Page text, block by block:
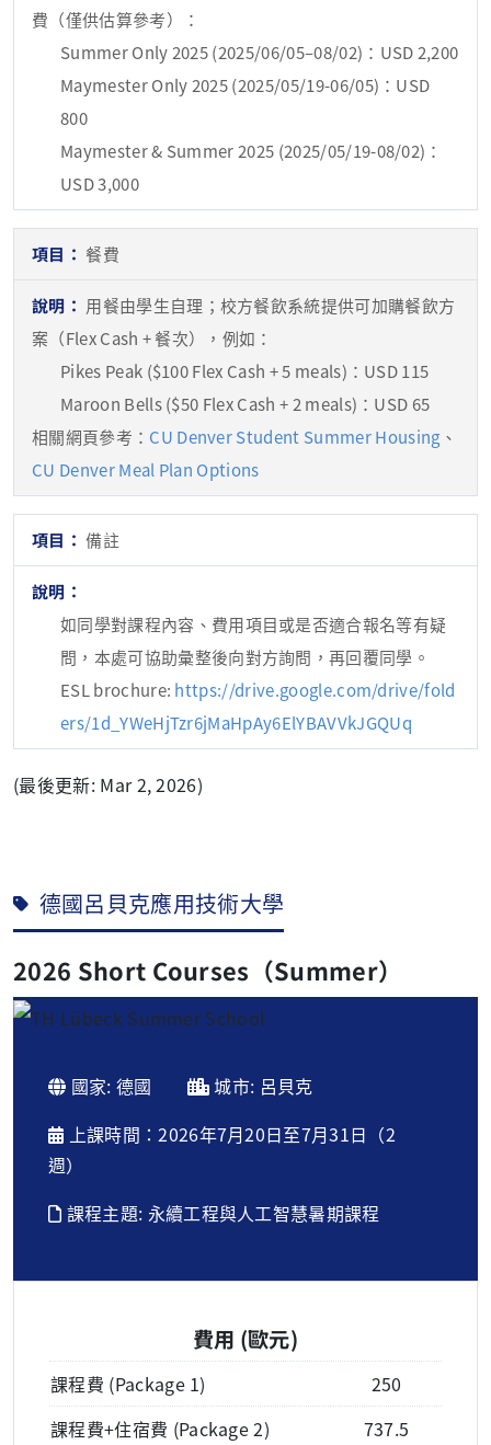
費（僅供估算參考）：
Summer Only 2025 (2025/06/05–08/02)：USD 2,200
Maymester Only 2025 (2025/05/19-06/05)：USD
800
Maymester & Summer 2025 (2025/05/19-08/02)：
USD 3,000
餐費
用餐由學生自理；校方餐飲系統提供可加購餐飲方
案（Flex Cash + 餐次），例如：
Pikes Peak ($100 Flex Cash + 5 meals)：USD 115
Maroon Bells ($50 Flex Cash + 2 meals)：USD 65
相關網頁參考： CU Denver Student Summer Housing 、
CU Denver Meal Plan Options
備註
如同學對課程內容、費用項目或是否適合報名等有疑
問，本處可協助彙整後向對方詢問，再回覆同學。
ESL brochure: https://drive.google.com/drive/fold
ers/1d_YWeHjTzr6jMaHpAy6ElYBAVVkJGQUq
(最後更新: Mar 2, 2026)
德國呂貝克應用技術大學
2026 Short Courses（Summer）
國家: 德國
城市: 呂貝克
上課時間：2026年7月20日至7月31日（2
週）
課程主題: 永續工程與人工智慧暑期課程
費用 (歐元)
課程費 (Package 1)
250
課程費+住宿費 (Package 2)
737.5